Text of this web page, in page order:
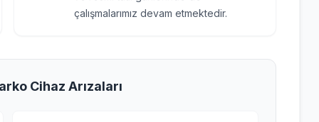
çalışmalarımız devam etmektedir.
Cihaz Arızaları